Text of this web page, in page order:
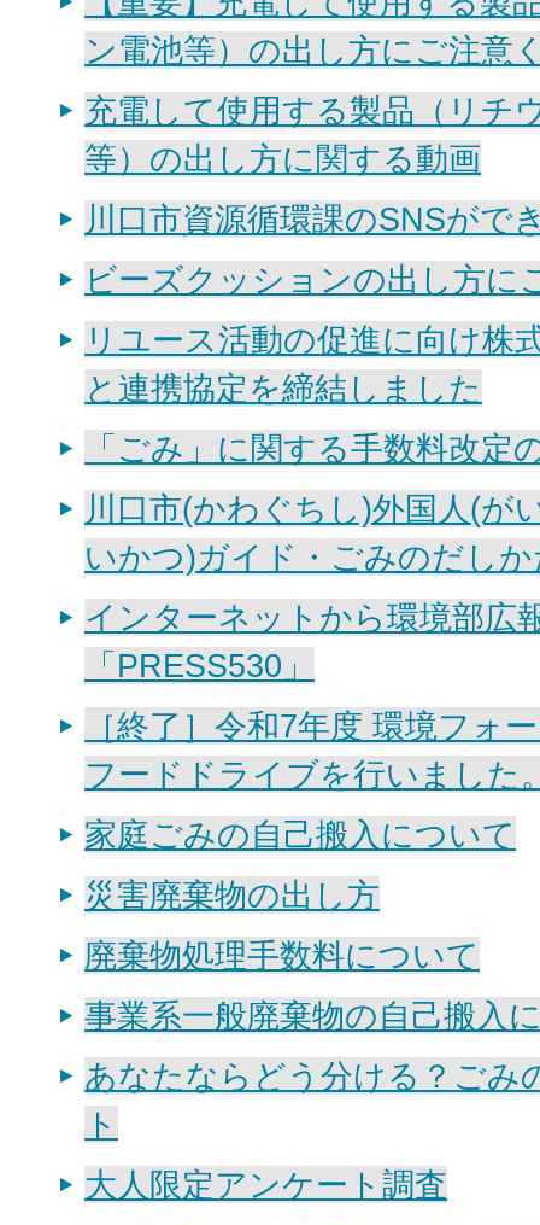
ン電池等）の出し方にご注意
充電して使用する製品（リチ
等）の出し方に関する動画
川口市資源循環課のSNSがで
ビーズクッションの出し方に
リユース活動の促進に向け株
と連携協定を締結しました
「ごみ」に関する手数料改定
川口市(かわぐちし)外国人(が
いかつ)ガイド・ごみのだし
インターネットから環境部広
「PRESS530」
［終了］令和7年度 環境フォ
フードドライブを行いました
家庭ごみの自己搬入について
災害廃棄物の出し方
廃棄物処理手数料について
事業系一般廃棄物の自己搬入
あなたならどう分ける？ごみ
ト
大人限定アンケート調査